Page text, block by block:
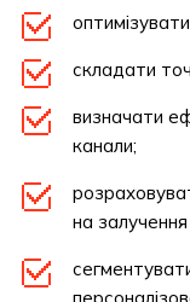
складати
визначати
канали;
на